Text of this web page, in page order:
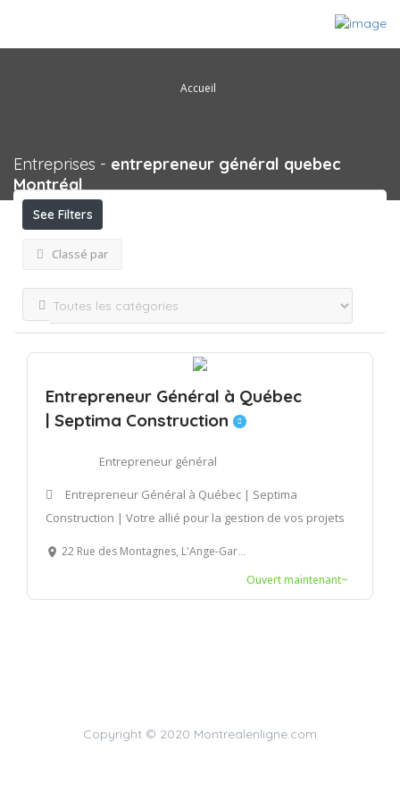
Accueil
Entreprises - entrepreneur général quebec
Montréal
See Filters
Classé par
Entrepreneur Général à Québec
| Septima Construction
Entrepreneur général
Entrepreneur Général à Québec | Septima
Construction | Votre allié pour la gestion de vos projets
22 Rue des Montagnes, L'Ange-Gardien, QC, Canada
Ouvert maintenant~
Copyright © 2020 Montrealenligne.com